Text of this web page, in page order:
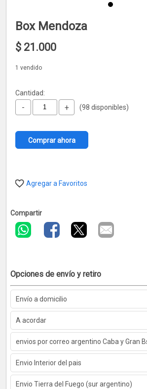
Box Mendoza
$ 21.000
1 vendido
Cantidad:
- + (98 disponibles)
Comprar ahora
Agregar a Favoritos
Compartir
Opciones de envío y retiro
Envío a domicilio
A acordar
envios por correo argentino Caba y Gran
Envio Interior del pais
Envio Tierra del Fuego (sur argentino)